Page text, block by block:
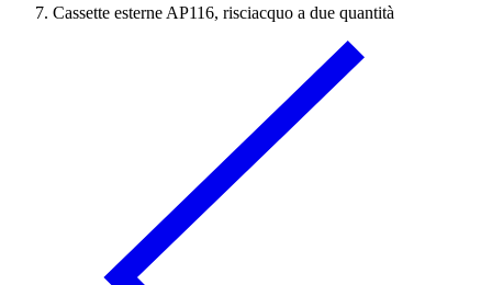
Cassette esterne AP116, risciacquo a due quantità